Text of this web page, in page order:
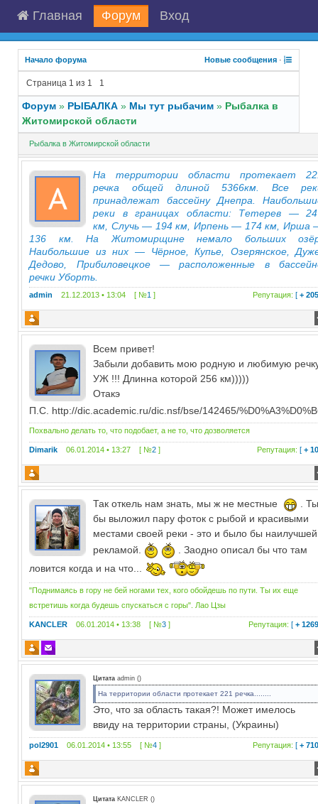
Главная Форум Вход
Начало форума Новые сообщения ·
Страница 1 из 1 1
Форум » РЫБАЛКА » Мы тут рыбачим » Рыбалка в
Житомирской области
Рыбалка в Житомирской области
На территории области протекает
речка общей длиной 5366км. Все
принадлежат бассейну Днепра.
реки в границах области: Тетерев —
км, Случь — 194 км, Ирпень — 174 км, Ирша
136 км. На Житомирщине немало больших
Наибольшие из них — Чёрное, Купье, Озерянское,
Дедово, Прибиловецкое — расположенные в
речки Уборть.
admin 21.12.2013 • 13:04 [ №1 ] Репутация: [+
Всем привет!
Забыли добавить мою родную и любимую
УЖ !!! Длинна которой 256 км)))))
Отакэ
П.С. http://dic.academic.ru/dic.nsf/bse/142465/
Похвально делать то, что подобает, а не то, что дозволяется
Dimarik 06.01.2014 • 13:27 [ №2 ] Репутация: [+
Так откель нам знать, мы ж не местные
.
бы выложил пару фоток с рыбой и красивыми
местами своей реки - это и было бы наилучшей
рекламой.
. Заодно описал бы что там
ловится когда и на что...
"Поднимаясь в гору не бей ногами тех, кого обойдешь по пути. Ты их еще
встретишь когда будешь спускаться с горы". Лао Цзы
KANCLER 06.01.2014 • 13:38 [ №3 ] Репутация: [+
Цитата admin ()
На территории области протекает 221 речка........
Это, что за область такая?! Может имелось
ввиду на территории страны, (Украины)
pol2901 06.01.2014 • 13:55 [ №4 ] Репутация: [+
Цитата KANCLER ()